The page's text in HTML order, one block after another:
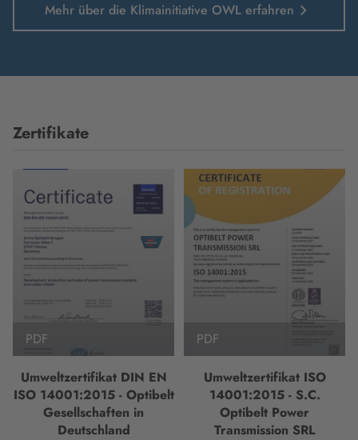
Mehr über die Klimainitiative OWL erfahren
Zertifikate
PDF
Umweltzertifikat DIN EN
ISO 14001:2015 - Optibelt
Gesellschaften in
Deutschland
PDF
Umweltzertifikat ISO
14001:2015 - S.C.
Optibelt Power
Transmission SRL